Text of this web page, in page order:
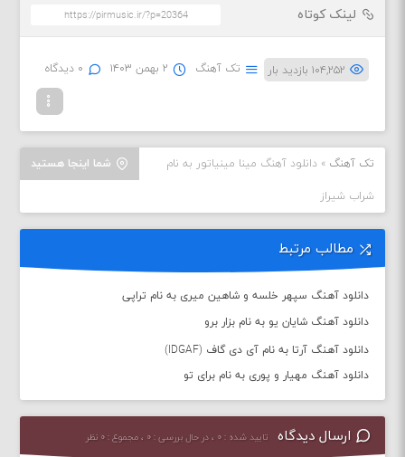
لینک کوتاه
۱۰۴,۲۵۲ بازدید بار تک آهنگ ۲ بهمن ۱۴۰۳ ۰ دیدگاه
شما اینجا هستید تک آهنگ »دانلود آهنگ مینا مینیاتور به نام
شراب شیراز
مطالب مرتبط
دانلود آهنگ سپهر خلسه و شاهین میری به نام تراپی
دانلود آهنگ شایان یو به نام بزار برو
دانلود آهنگ آرتا به نام آی دی گاف (IDGAF)
دانلود آهنگ مهیار و پوری به نام برای تو
ارسال دیدگاه تایید شده : ۰ ، در حال بررسی : ۰ ، مجموع : ۰ نظر